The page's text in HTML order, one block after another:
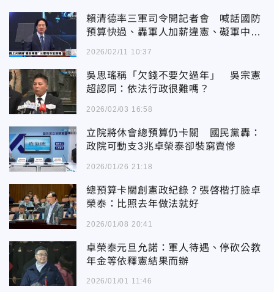
賴清德率三軍司令開記者會 喊話國防
預算快過、轟軍人加薪違憲、礙軍中倫
2026/02/11 10:37
吳思瑤稱「欠錢不要欠過年」 吳宗憲
超認同：依法行政很難嗎？
2026/02/03 16:58
立院將休會總預算仍卡關 國民黨轟：
政院可動支3兆卓榮泰卻裝窮賣慘
2026/01/26 21:18
總預算卡關創憲政紀錄？張啓楷打臉卓
榮泰：比照去年做法就好
2026/01/08 20:41
卓榮泰元旦允諾：軍人待遇、停砍公教
年金等依釋憲結果而辦
2026/01/01 11:46